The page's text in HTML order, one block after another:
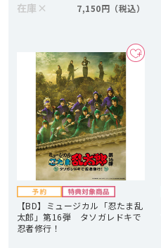
在庫 × 7,150円
【BD】ミュージカル「忍たま乱
太郎」第16弾 タソガレドキで
忍者修行！